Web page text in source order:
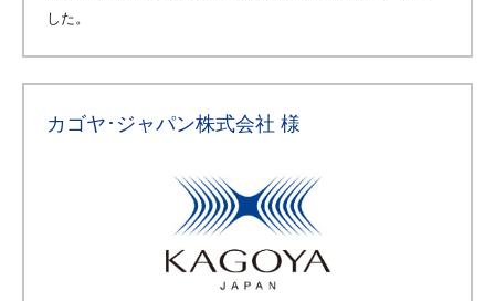
した。
カゴヤ･ジャパン株式会社 様